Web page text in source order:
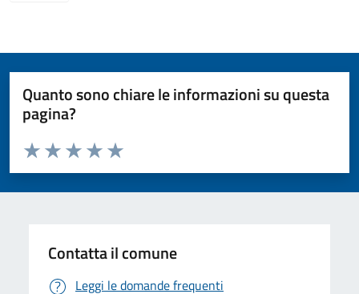
Quanto sono chiare le informazioni su questa
pagina?
Valuta da 1 a 5 stelle la pagina
Valuta 5 stelle su 5
Valuta 4 stelle su 5
Valuta 3 stelle su 5
Valuta 2 stelle su 5
Valuta 1 stelle su 5
Contatta il comune
Leggi le domande frequenti